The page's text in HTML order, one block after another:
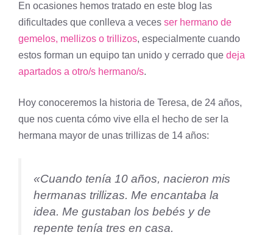
En ocasiones hemos tratado en este blog las
dificultades que conlleva a veces ser hermano de
gemelos, mellizos o trillizos, especialmente cuando
estos forman un equipo tan unido y cerrado que deja
apartados a otro/s hermano/s.
Hoy conoceremos la historia de Teresa, de 24 años,
que nos cuenta cómo vive ella el hecho de ser la
hermana mayor de unas trillizas de 14 años:
«Cuando tenía 10 años, nacieron mis
hermanas trillizas. Me encantaba la
idea. Me gustaban los bebés y de
repente tenía tres en casa.